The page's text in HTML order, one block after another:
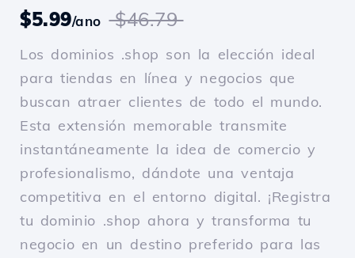
$5.99/ano $46.79
Los dominios .shop son la elección ideal
para tiendas en línea y negocios que
buscan atraer clientes de todo el mundo.
Esta extensión memorable transmite
instantáneamente la idea de comercio y
profesionalismo, dándote una ventaja
competitiva en el entorno digital. ¡Registra
tu dominio .shop ahora y transforma tu
negocio en un destino preferido para las